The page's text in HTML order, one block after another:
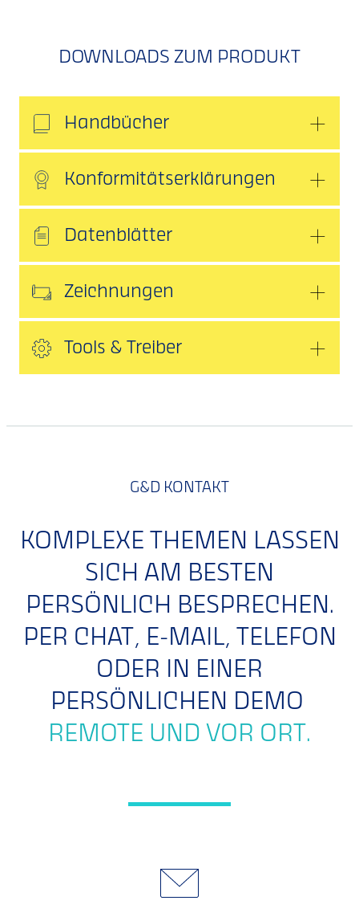
DOWNLOADS ZUM PRODUKT
Handbücher
Konformitätserklärungen
Datenblätter
Zeichnungen
Tools & Treiber
G&D KONTAKT
KOMPLEXE THEMEN LASSEN
SICH AM BESTEN
PERSÖNLICH BESPRECHEN.
PER CHAT, E-MAIL, TELEFON
ODER IN EINER
PERSÖNLICHEN DEMO
REMOTE UND VOR ORT.